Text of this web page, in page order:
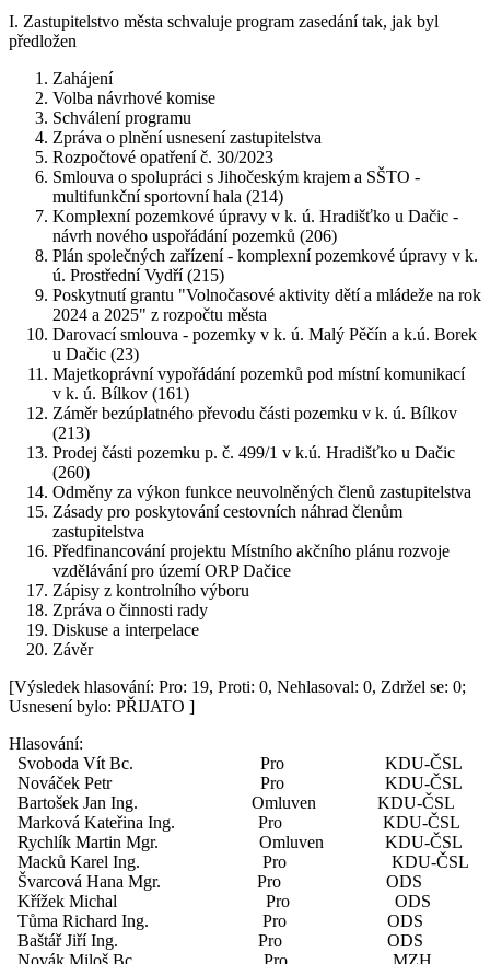
I. Zastupitelstvo města schvaluje program zasedání tak, jak byl
předložen
Zahájení
Volba návrhové komise
Schválení programu
Zpráva o plnění usnesení zastupitelstva
Rozpočtové opatření č. 30/2023
Smlouva o spolupráci s Jihočeským krajem a SŠTO -
multifunkční sportovní hala (214)
Komplexní pozemkové úpravy v k. ú. Hradišťko u Dačic -
návrh nového uspořádání pozemků (206)
Plán společných zařízení - komplexní pozemkové úpravy v k.
ú. Prostřední Vydří (215)
Poskytnutí grantu "Volnočasové aktivity dětí a mládeže na rok
2024 a 2025" z rozpočtu města
Darovací smlouva - pozemky v k. ú. Malý Pěčín a k.ú. Borek
u Dačic (23)
Majetkoprávní vypořádání pozemků pod místní komunikací
v k. ú. Bílkov (161)
Záměr bezúplatného převodu části pozemku v k. ú. Bílkov
(213)
Prodej části pozemku p. č. 499/1 v k.ú. Hradišťko u Dačic
(260)
Odměny za výkon funkce neuvolněných členů zastupitelstva
Zásady pro poskytování cestovních náhrad členům
zastupitelstva
Předfinancování projektu Místního akčního plánu rozvoje
vzdělávání pro území ORP Dačice
Zápisy z kontrolního výboru
Zpráva o činnosti rady
Diskuse a interpelace
Závěr
[Výsledek hlasování: Pro: 19, Proti: 0, Nehlasoval: 0, Zdržel se: 0;
Usnesení bylo: PŘIJATO ]
Hlasování:
Svoboda Vít Bc. Pro KDU-ČSL
Nováček Petr Pro KDU-ČSL
Bartošek Jan Ing. Omluven KDU-ČSL
Marková Kateřina Ing. Pro KDU-ČSL
Rychlík Martin Mgr. Omluven KDU-ČSL
Macků Karel Ing. Pro KDU-ČSL
Švarcová Hana Mgr. Pro ODS
Křížek Michal Pro ODS
Tůma Richard Ing. Pro ODS
Baštář Jiří Ing. Pro ODS
Novák Miloš Bc. Pro MZH